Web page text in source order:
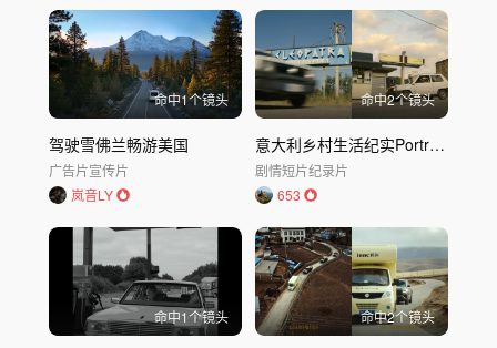
命中1个镜头
驾驶雪佛兰畅游美国
广告片宣传片
岚音LY
命中2个镜头
意大利乡村生活纪实Portrait of a Place- Paradiso
剧情短片纪录片
653
命中1个镜头 命中2个镜头